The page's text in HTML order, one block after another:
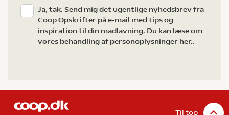
Ja, tak. Send mig det ugentlige nyhedsbrev fra
Coop Opskrifter på e-mail med tips og
inspiration til din madlavning. Du kan læse om
vores behandling af personoplysninger her..
Til top